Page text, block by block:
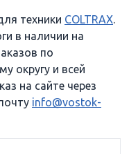
техники COLTRAX.
в наличии на
по
округу и всей
на сайте через
info@vostok-